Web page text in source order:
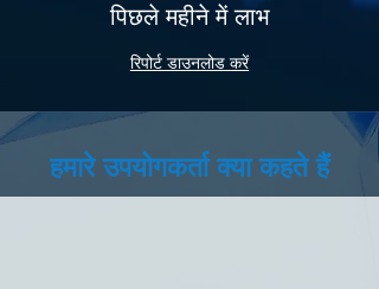
पिछले महीने में लाभ
रिपोर्ट डाउनलोड करें
हमारे उपयोगकर्ता क्या कहते हैं